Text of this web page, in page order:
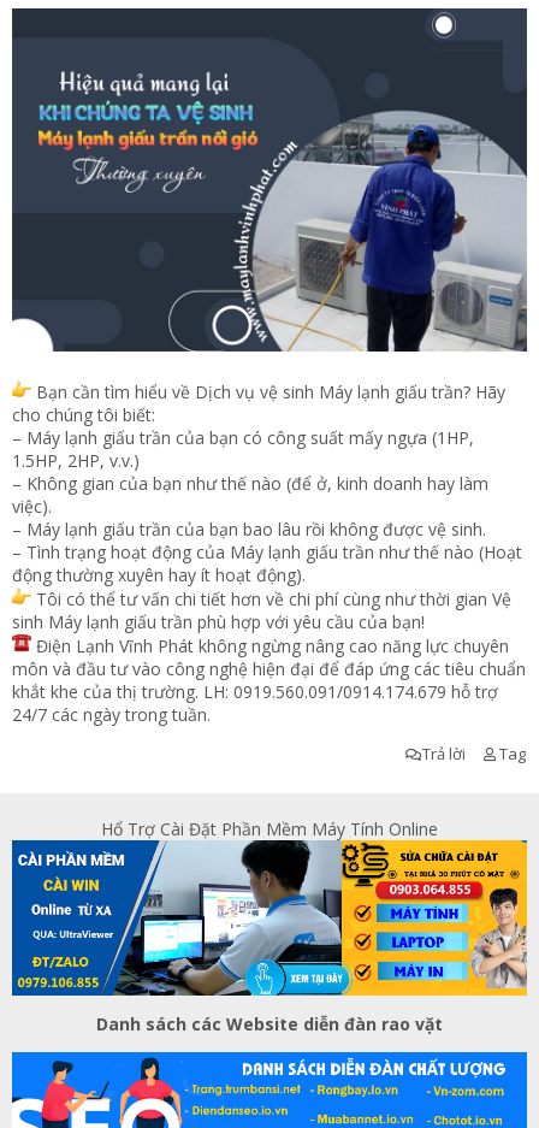
Bạn cần tìm hiểu về Dịch vụ vệ sinh Máy lạnh giấu trần? Hãy
cho chúng tôi biết:
– Máy lạnh giấu trần của bạn có công suất mấy ngựa (1HP,
1.5HP, 2HP, v.v.)
– Không gian của bạn như thế nào (để ở, kinh doanh hay làm
việc).
– Máy lạnh giấu trần của bạn bao lâu rồi không được vệ sinh.
– Tình trạng hoạt động của Máy lạnh giấu trần như thế nào (Hoạt
động thường xuyên hay ít hoạt động).
Tôi có thể tư vấn chi tiết hơn về chi phí cùng như thời gian Vệ
sinh Máy lạnh giấu trần phù hợp với yêu cầu của bạn!
Điện Lạnh Vĩnh Phát không ngừng nâng cao năng lực chuyên
môn và đầu tư vào công nghệ hiện đại để đáp ứng các tiêu chuẩn
khắt khe của thị trường. LH: 0919.560.091/0914.174.679 hỗ trợ
24/7 các ngày trong tuần.
Trả lời Tag
Hổ Trợ Cài Đặt Phần Mềm Máy Tính Online
Danh sách các Website diễn đàn rao vặt